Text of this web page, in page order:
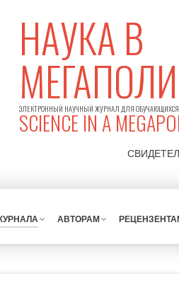
НАУКА В
ЭЛЕКТРОННЫЙ НАУЧНЫЙ ЖУРНАЛ ДЛЯ ОБУЧАЮЩИХСЯ
SCIENCE IN A
АВТОРАМ